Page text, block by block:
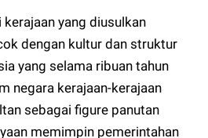
yang diusulkan
dengan kultur dan struktur
yang selama ribuan tahun
negara kerajaan-kerajaan
sebagai figure panutan
memimpin pemerintahan